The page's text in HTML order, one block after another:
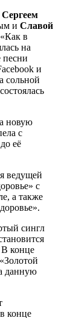
Сергеем
и Славой
в
на
и
сольной
новую
с
её
ведущей
с
а также
сингл
В конце
данную
конце